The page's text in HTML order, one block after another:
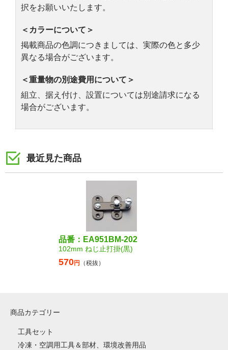
択をお願いいたします。
＜カラーについて＞
掲載商品の色調につきましては、実際の色と多少
異なる場合がございます。
＜重量物の別途費用について＞
組立、据え付け、設置については別途請求になる
場合がございます。
最近見た商品
品番：EA951BM-202
102mm ねじ止打掛(黒)
570円 （税抜）
商品カテゴリー
工具セット
冷凍・空調用工具＆部材、環境改善用品